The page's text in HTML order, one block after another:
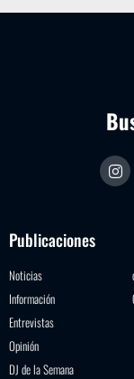
Publicaciones
Noticias
Información
Entrevistas
Opinión
DJ de la Semana